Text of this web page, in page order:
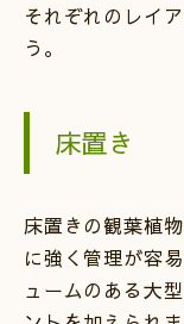
それぞれのレイ
う。
床置き
床置きの観葉植
に強く管理が容
ュームのある大